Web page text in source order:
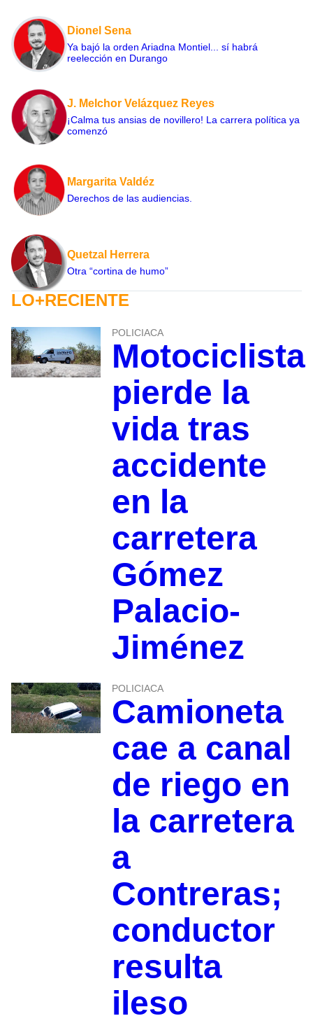
Dionel Sena
Ya bajó la orden Ariadna Montiel... sí habrá
reelección en Durango
J. Melchor Velázquez Reyes
¡Calma tus ansias de novillero! La carrera política ya
comenzó
Margarita Valdéz
Derechos de las audiencias.
Quetzal Herrera
Otra “cortina de humo”
LO+RECIENTE
POLICIACA
Motociclista
pierde la
vida tras
accidente
en la
carretera
Gómez
Palacio-
Jiménez
POLICIACA
Camioneta
cae a canal
de riego en
la carretera
a
Contreras;
conductor
resulta
ileso